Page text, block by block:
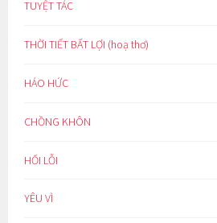
TUYỆT TÁC
THỜI TIẾT BẤT LỢI (hoạ thơ)
HÁO HỨC
CHỒNG KHÔN
HỐI LỖI
YÊU VÌ